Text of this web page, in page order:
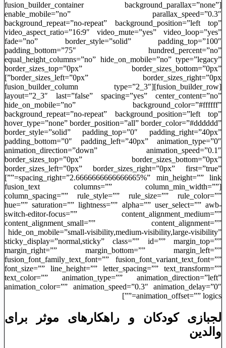
[fusion_builder_container background_parallax=”none”
enable_mobile=”no” parallax_speed=”0.3″
background_repeat=”no-repeat” background_position=”left top”
video_aspect_ratio=”16:9″ video_mute=”yes” video_loop=”yes”
fade=”no” border_style=”solid” padding_top=”100″
padding_bottom=”75″ hundred_percent=”no”
equal_height_columns=”no” hide_on_mobile=”no” type=”legacy”
border_sizes_top=”0px” border_sizes_bottom=”0px”
border_sizes_left=”0px” border_sizes_right=”0px”]
[fusion_builder_row][fusion_builder_column type=”2_3″
layout=”2_3″ last=”false” spacing=”yes” center_content=”no”
hide_on_mobile=”no” background_color=”#ffffff”
background_repeat=”no-repeat” background_position=”left top”
hover_type=”none” border_position=”all” border_color=”#dddddd”
border_style=”solid” padding_top=”0″ padding_right=”40px”
padding_bottom=”0″ padding_left=”40px” animation_type=”0″
animation_direction=”down” animation_speed=”0.1″
border_sizes_top=”0px” border_sizes_bottom=”0px”
border_sizes_left=”0px” border_sizes_right=”0px” first=”true”
spacing_right=”2.6666666666666665%” min_height=”” link=””]
[fusion_text columns=”” column_min_width=””
column_spacing=”” rule_style=”” rule_size=”” rule_color=””
hue=”” saturation=”” lightness=”” alpha=”” user_select=”” awb-
switch-editor-focus=”” content_alignment_medium=””
content_alignment_small=”” content_alignment=””
hide_on_mobile=”small-visibility,medium-visibility,large-visibility”
sticky_display=”normal,sticky” class=”” id=”” margin_top=””
margin_right=”” margin_bottom=”” margin_left=””
fusion_font_family_text_font=”” fusion_font_variant_text_font=””
font_size=”” line_height=”” letter_spacing=”” text_transform=””
text_color=”” animation_type=”” animation_direction=”left”
animation_color=”” animation_speed=”0.3″ animation_delay=”0″
animation_offset=”” logics=””]
لجبازی کودکان و راهکارهای موثر برای
والدین